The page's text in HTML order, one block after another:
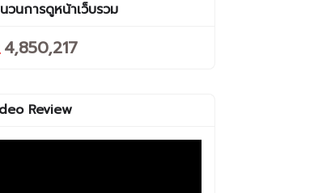
วนการดูหน้าเว็บรวม
4,850,217
Review